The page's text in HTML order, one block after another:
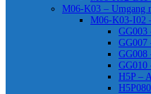
M06-K03 – Umgang
M06-K03-I02
GG003
GG007
GG008
GG010
H5P –